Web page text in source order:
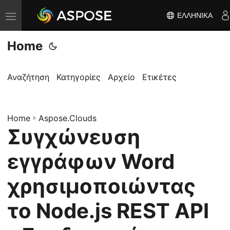
Ε
ν
α
λ
ή
π
λ
ο
γ
η
σ
ΕΛΛΗΝΙΚΆ
Home
Αναζήτηση Κατηγορίες Αρχείο Ετικέτες
Home » Aspose.Clouds
Συγχώνευση
εγγράφων Word
χρησιμοποιώντας
το Node.js REST API